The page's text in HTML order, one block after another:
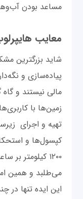
مساعد بودن
معایب
شاید بزرگترین
پیاده‌سازی و
مالی نیستند و گاه
زمین‌ها با
تهیه و اجرای
کپسول‌ها و
۱۲۰۰ کیلومتر
می‌طلبد و همین
این ایده تنها در